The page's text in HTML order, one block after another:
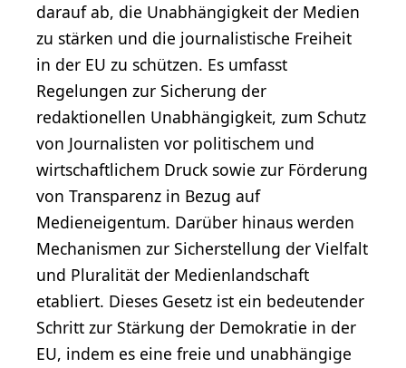
darauf ab, die Unabhängigkeit der Medien
zu stärken und die journalistische Freiheit
in der EU zu schützen. Es umfasst
Regelungen zur Sicherung der
redaktionellen Unabhängigkeit, zum Schutz
von Journalisten vor politischem und
wirtschaftlichem Druck sowie zur Förderung
von Transparenz in Bezug auf
Medieneigentum. Darüber hinaus werden
Mechanismen zur Sicherstellung der Vielfalt
und Pluralität der Medienlandschaft
etabliert. Dieses Gesetz ist ein bedeutender
Schritt zur Stärkung der Demokratie in der
EU, indem es eine freie und unabhängige